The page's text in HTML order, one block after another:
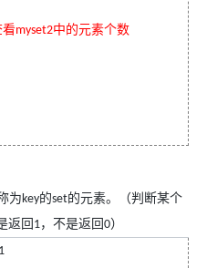
看myset2中的元素个数
为key的set的元素。（判断某个
返回 1，不是返回 0）